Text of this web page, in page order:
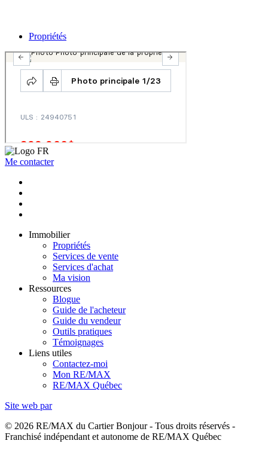
Propriétés
Me contacter
Immobilier
Propriétés
Services de vente
Services d'achat
Ma vision
Ressources
Blogue
Guide de l'acheteur
Guide du vendeur
Outils pratiques
Témoignages
Liens utiles
Contactez-moi
Mon RE/MAX
RE/MAX Québec
Site web par
© 2026 RE/MAX du Cartier Bonjour - Tous droits réservés -
Franchisé indépendant et autonome de RE/MAX Québec